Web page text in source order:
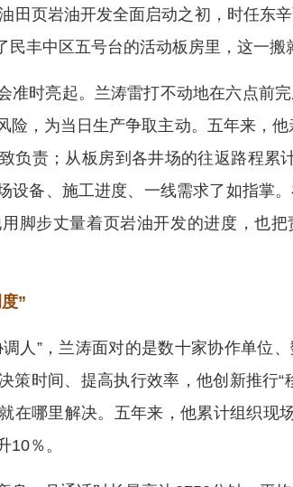
田页岩油开发全面启动之初，时任东
丰中区五号台的活动板房里，这一搬
准时亮起。兰涛雷打不动地在六点前
险，为当日生产争取主动。五年来，
负责；从板房到各井场的往返路程累
设备、施工进度、一线需求了如指掌
脚步丈量着页岩油开发的进度，也
”
人”，兰涛面对的是数十家协作单位
策时间、提高执行效率，他创新推行“
在哪里解决。五年来，他累计组织现
10％。